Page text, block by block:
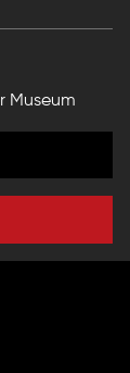
Museum